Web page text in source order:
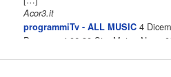
Acor3.it
programmiTv - ALL MUSIC 4
Programmi 06.30 Star.Meteo.News